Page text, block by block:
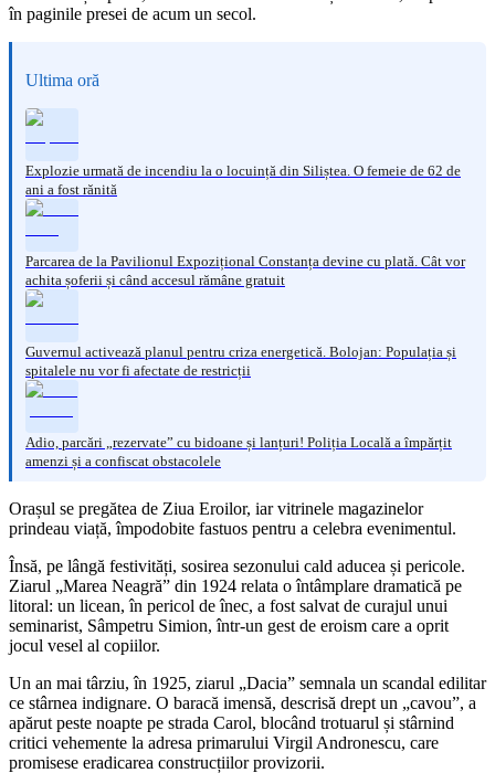
în paginile presei de acum un secol.
Ultima oră
Explozie urmată de incendiu la o locuință din Siliștea. O femeie de 62 de
ani a fost rănită
Parcarea de la Pavilionul Expozițional Constanța devine cu plată. Cât vor
achita șoferii și când accesul rămâne gratuit
Guvernul activează planul pentru criza energetică. Bolojan: Populația și
spitalele nu vor fi afectate de restricții
Adio, parcări „rezervate” cu bidoane și lanțuri! Poliția Locală a împărțit
amenzi și a confiscat obstacolele
Orașul se pregătea de Ziua Eroilor, iar vitrinele magazinelor
prindeau viață, împodobite fastuos pentru a celebra evenimentul.
Însă, pe lângă festivități, sosirea sezonului cald aducea și pericole.
Ziarul „Marea Neagră” din 1924 relata o întâmplare dramatică pe
litoral: un licean, în pericol de înec, a fost salvat de curajul unui
seminarist, Sâmpetru Simion, într-un gest de eroism care a oprit
jocul vesel al copiilor.
Un an mai târziu, în 1925, ziarul „Dacia” semnala un scandal edilitar
ce stârnea indignare. O baracă imensă, descrisă drept un „cavou”, a
apărut peste noapte pe strada Carol, blocând trotuarul și stârnind
critici vehemente la adresa primarului Virgil Andronescu, care
promisese eradicarea construcțiilor provizorii.